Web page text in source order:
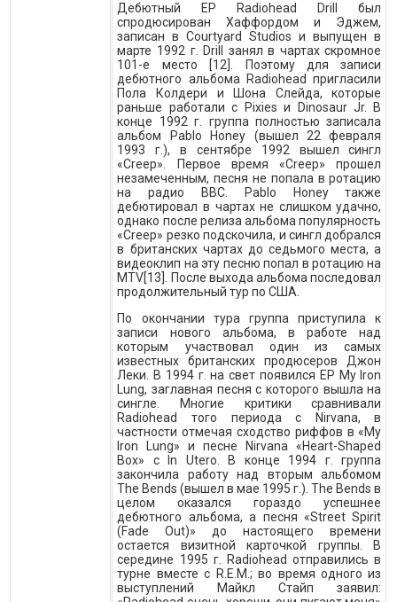
Дебютный EP Radiohead Drill был
спродюсирован Хаффордом и Эджем,
записан в Courtyard Studios и выпущен в
марте 1992 г. Drill занял в чартах скромное
101-е место [12]. Поэтому для записи
дебютного альбома Radiohead пригласили
Пола Колдери и Шона Слейда, которые
раньше работали с Pixies и Dinosaur Jr. В
конце 1992 г. группа полностью записала
альбом Pablo Honey (вышел 22 февраля
1993 г.), в сентябре 1992 вышел сингл
«Creep». Первое время «Creep» прошел
незамеченным, песня не попала в ротацию
на радио BBC. Pablo Honey также
дебютировал в чартах не слишком удачно,
однако после релиза альбома популярность
«Creep» резко подскочила, и сингл добрался
в британских чартах до седьмого места, а
видеоклип на эту песню попал в ротацию на
MTV[13]. После выхода альбома последовал
продолжительный тур по США.
По окончании тура группа приступила к
записи нового альбома, в работе над
которым участвовал один из самых
известных британских продюсеров Джон
Леки. В 1994 г. на свет появился EP My Iron
Lung, заглавная песня с которого вышла на
сингле. Многие критики сравнивали
Radiohead того периода с Nirvana, в
частности отмечая сходство риффов в «My
Iron Lung» и песне Nirvana «Heart-Shaped
Box» c In Utero. В конце 1994 г. группа
закончила работу над вторым альбомом
The Bends (вышел в мае 1995 г.). The Bends в
целом оказался гораздо успешнее
дебютного альбома, а песня «Street Spirit
(Fade Out)» до настоящего времени
остается визитной карточкой группы. В
середине 1995 г. Radiohead отправились в
турне вместе с R.E.M.; во время одного из
выступлений Майкл Стайп заявил: